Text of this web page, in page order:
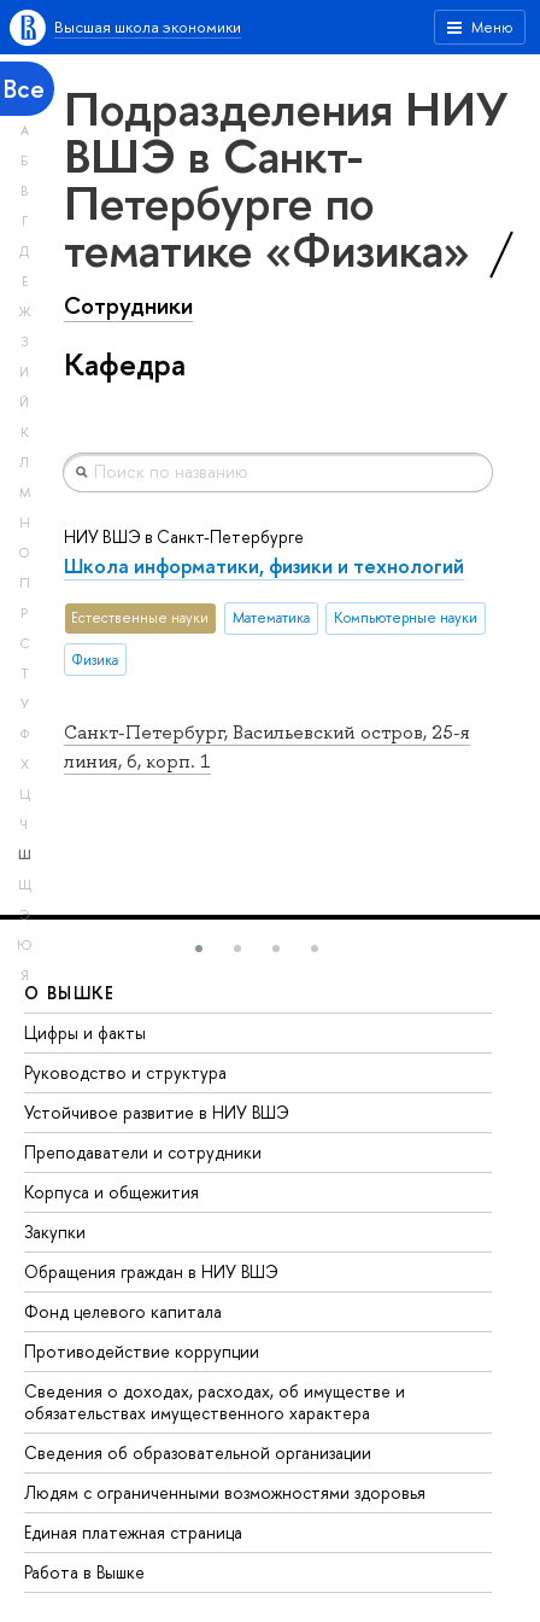
Меню
Высшая школа экономики
Все
А
Б
В
Г
Д
Е
Ж
З
И
Й
К
Л
М
Н
О
П
Р
С
Т
У
Ф
Х
Ц
Ч
Ш
Щ
Э
Ю
Я
Подразделения НИУ
ВШЭ в Санкт-
Петербурге по
тематике «Физика»
Сотрудники
Кафедра
Санкт-Петербург, Васильевский остров, 25-я
линия, 6, корп. 1
НИУ ВШЭ в Санкт-Петербурге
Школа информатики, физики и технологий
Естественные науки Математика Компьютерные науки
Физика
О ВЫШКЕ
Цифры и факты
Руководство и структура
Устойчивое развитие в НИУ ВШЭ
Преподаватели и сотрудники
Корпуса и общежития
Закупки
Обращения граждан в НИУ ВШЭ
Фонд целевого капитала
Противодействие коррупции
Сведения о доходах, расходах, об имуществе и
обязательствах имущественного характера
Сведения об образовательной организации
Людям с ограниченными возможностями здоровья
Единая платежная страница
Работа в Вышке